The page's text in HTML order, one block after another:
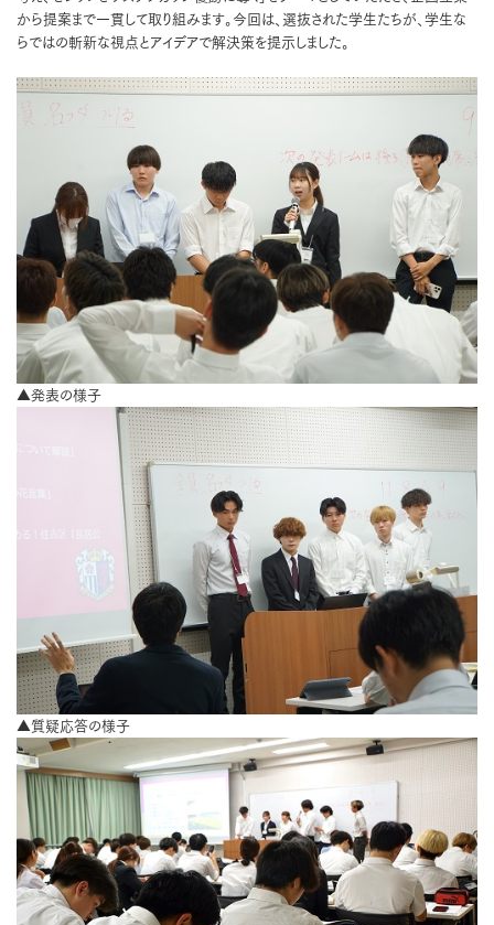
から提案まで一貫して取り組みます。今回は、選抜された学生たちが、学生な
らではの斬新な視点とアイデアで解決策を提示しました。
▲発表の様子
▲質疑応答の様子